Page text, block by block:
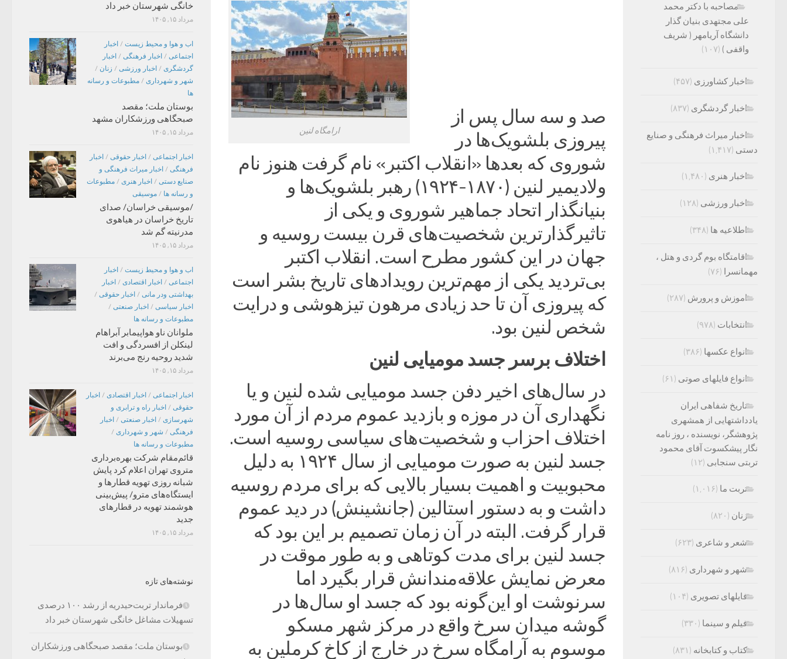
ارامگاه لنین
صد و سه سال پس از
پیروزی بلشویک‌ها در
شوروی که بعدها «انقلاب اکتبر» نام گرفت هنوز نام
ولادیمیر لنین (۱۸۷۰-۱۹۲۴) رهبر بلشویک‌ها و
بنیانگذار اتحاد جماهیر شوروی و یکی از
تاثیرگذارترین شخصیت‌های قرن بیست روسیه و
جهان در این کشور مطرح است. انقلاب اکتبر
بی‌تردید یکی از مهم‌ترین رویدادهای تاریخ بشر است
که پیروزی آن تا حد زیادی مرهون تیزهوشی و درایت
شخص لنین بود.
اختلاف برسر جسد مومیایی لنین
در سال‌های اخیر دفن جسد مومیایی شده لنین و یا
نگهداری آن در موزه و بازدید عموم مردم از آن مورد
اختلاف احزاب و شخصیت‌های سیاسی روسیه است.
جسد لنین به صورت مومیایی از سال ۱۹۲۴ به دلیل
محبوبیت و اهمیت بسیار بالایی که برای مردم روسیه
داشت و به دستور استالین (جانشینش) در دید عموم
قرار گرفت. البته در آن زمان تصمیم بر این بود که
جسد لنین برای مدت کوتاهی و به طور موقت در
معرض نمایش علاقه‌مندانش قرار بگیرد اما
سرنوشت او این‌گونه بود که جسد او سال‌ها در
گوشه‌ میدان سرخ واقع در مرکز شهر مسکو
موسوم به آرامگاه سرخ در خارج از کاخ کرملین به
خانگی شهرستان خبر داد
مرداد ۱۵, ۱۴۰۵
اب و هوا و محیط زیست / اخبار
اجتماعی / اخبار فرهنگی / اخبار
گردشگری / اخبار ورزشی / زنان /
شهر و شهرداری / مطبوعات و رسانه
ها
بوستان ملت؛ مقصد
صبحگاهی ورزشکاران مشهد
مرداد ۱۵, ۱۴۰۵
اخبار اجتماعی / اخبار حقوقی / اخبار
فرهنگی / اخبار میراث فرهنگی و
صنایع دستی / اخبار هنری / مطبوعات
و رسانه ها / موسیقی
/موسیقی خراسان/ صدای
تاریخ خراسان در هیاهوی
مدرنیته گم شد
مرداد ۱۵, ۱۴۰۵
اب و هوا و محیط زیست / اخبار
اجتماعی / اخبار اقتصادی / اخبار
بهداشتی ودر مانی / اخبار حقوقی /
اخبار سیاسی / اخبار صنعتی /
مطبوعات و رسانه ها
ملوانان ناو هواپیمابر آبراهام
لینکلن از افسردگی و افت
شدید روحیه رنج می‌برند
مرداد ۱۵, ۱۴۰۵
اخبار اجتماعی / اخبار اقتصادی / اخبار
حقوقی / اخبار راه و ترابری و
شهرسازی / اخبار صنعتی / اخبار
فرهنگی / شهر و شهرداری /
مطبوعات و رسانه ها
قائم‌مقام شرکت بهره‌برداری
متروی تهران اعلام کرد پایش
شبانه روزی تهویه قطارها و
ایستگاه‌های مترو/ پیش‌بینی
هوشمند تهویه در قطارهای
جدید
مرداد ۱۵, ۱۴۰۵
نوشته‌های تازه
فرماندار تربت‌حیدریه از رشد ۱۰۰ درصدی
تسهیلات مشاغل خانگی شهرستان خبر داد
بوستان ملت؛ مقصد صبحگاهی ورزشکاران
مصاحبه با دکتر محمد
علی مجتهدی بنیان گذار
دانشگاه آریامهر ( شریف
واقفی ) (۱۰۷)
اخبار کشاورزی (۴۵۷)
اخبار گردشگری (۸۳۷)
اخبار میراث فرهنگی و صنایع
دستی (۱,۴۱۷)
اخبار هنری (۱,۴۸۰)
اخبار ورزشی (۱۲۸)
اطلاعیه ها (۳۴۸)
اقامتگاه بوم گردی و هتل ،
مهمانسرا (۷۶)
اموزش و پرورش (۲۸۷)
انتخابات (۹۷۸)
انواع عکسها (۳۸۶)
انواع فایلهای صوتی (۶۱)
تاریخ شفاهی ایران
یادداشتهایی از همشهری
پژوهشگر، نویسنده ، روز نامه
نگار پیشکسوت آقای محمود
تربتی سنجابی (۱۲)
تربت ما (۱,۰۱۶)
زنان (۸۲۰)
شعر و شاعری (۶۲۳)
شهر و شهرداری (۸۱۶)
فایلهای تصویری (۱۰۴)
فیلم و سینما (۳۳۰)
کتاب و کتابخانه (۸۳۱)